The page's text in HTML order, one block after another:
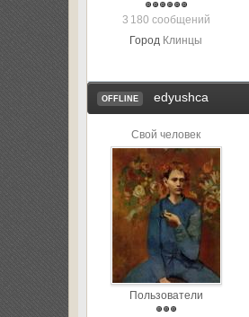
3 180 сообщений
Город Клинцы
OFFLINE edyushca
Свой человек
Пользователи